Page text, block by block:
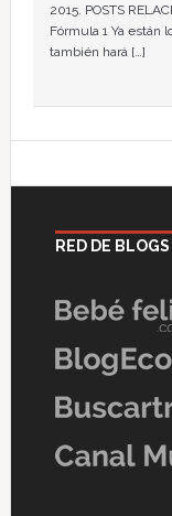
2015. POSTS
Fórmula 1 Ya están
también hará […]
RED DE BLOGS